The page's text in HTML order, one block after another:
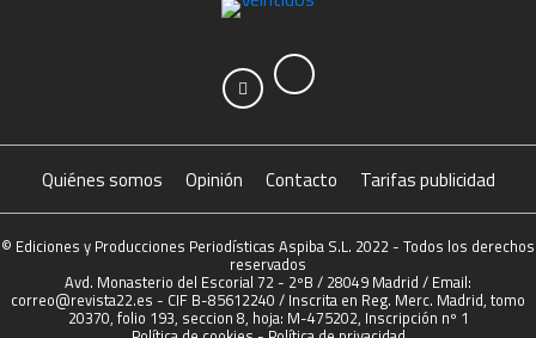
Quiénes somos Opinión Contacto Tarifas publicidad
© Ediciones y Producciones Periodísticas Aspiba S.L. 2022 - Todos los derechos
reservados
Avd. Monasterio del Escorial 72 - 2ºB / 28049 Madrid / Email:
correo@revista22.es - CIF B-85612240 / Inscrita en Reg. Merc. Madrid, tomo
20370, folio 193, seccion 8, hoja: M-475202, Inscripción nº 1